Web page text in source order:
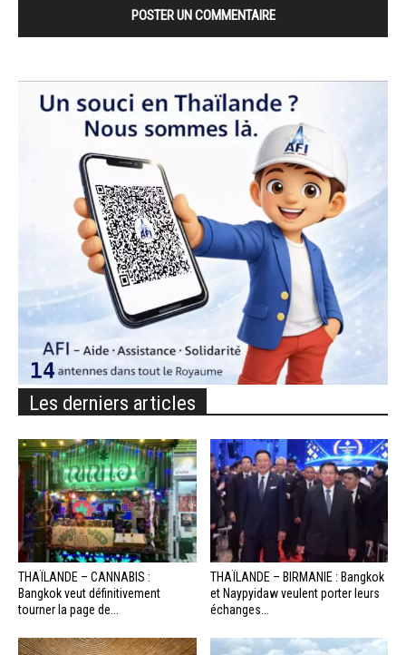
Les derniers articles
THAÏLANDE – CANNABIS :
Bangkok veut définitivement
tourner la page de...
THAÏLANDE – BIRMANIE : Bangkok
et Naypyidaw veulent porter leurs
échanges...